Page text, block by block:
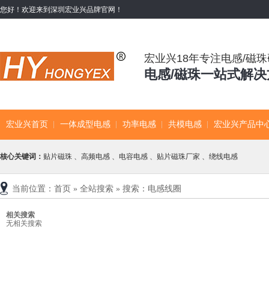
您好！欢迎来到深圳宏业兴品牌官网！
宏业兴18年专注电感/磁
电感/磁珠一站式解
宏业兴首页 一体成型电感 功率电感 共模电感 宏业兴产品中
核心关键词： 贴片磁珠 、 高频电感 、 电容电感 、 贴片磁珠厂家 、 绕线电感
当前位置： 首页 » 全站搜索 » 搜索：电感线圈
相关搜索
无相关搜索